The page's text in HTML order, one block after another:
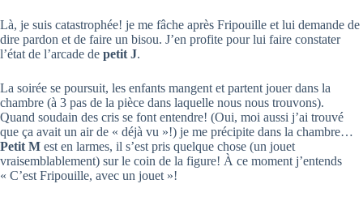
Là, je suis catastrophée! je me fâche après Fripouille et lui demande de
dire pardon et de faire un bisou. J’en profite pour lui faire constater
l’état de l’arcade de petit J.
La soirée se poursuit, les enfants mangent et partent jouer dans la
chambre (à 3 pas de la pièce dans laquelle nous nous trouvons).
Quand soudain des cris se font entendre! (Oui, moi aussi j’ai trouvé
que ça avait un air de « déjà vu »!) je me précipite dans la chambre…
Petit M est en larmes, il s’est pris quelque chose (un jouet
vraisemblablement) sur le coin de la figure! À ce moment j’entends
« C’est Fripouille, avec un jouet »!